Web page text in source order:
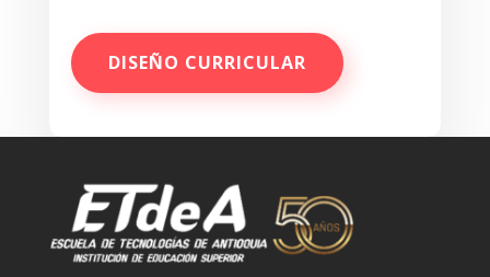
DISEÑO CURRICULAR